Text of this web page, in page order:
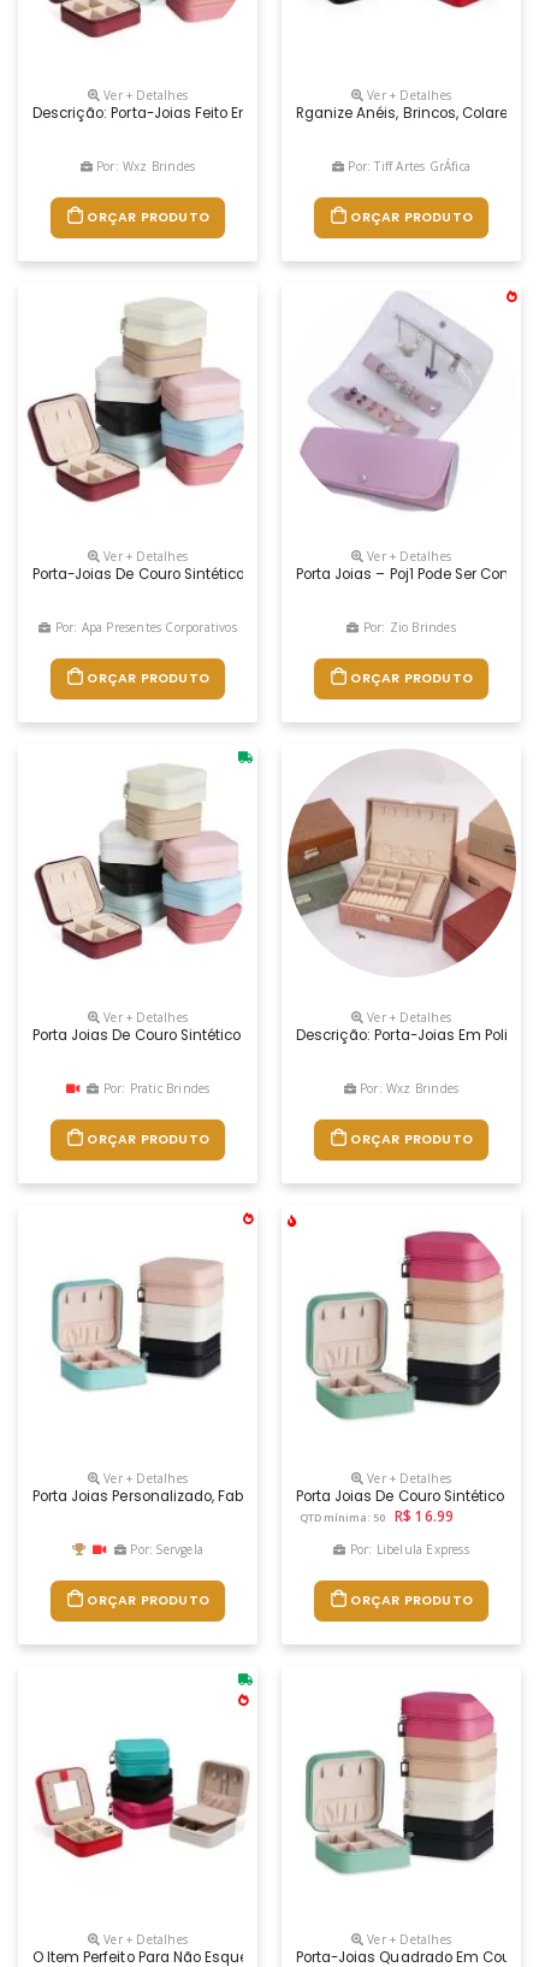
Ver + Detalhes
Descrição: Porta-Joias Feito Em Couro Sintético Com Revestimento
Por: Wxz Brindes
ORÇAR PRODUTO
Ver + Detalhes
Rganize Anéis, Brincos, Colares,
Por: Tiff Artes GrÁfica
ORÇAR PRODUTO
Ver + Detalhes
Porta-Joias De Couro Sintético Com Revestimento Aveludado. Possui
Por: Apa Presentes Corporativos
ORÇAR PRODUTO
Ver + Detalhes
Porta Joias – Poj1 Pode Ser
Por: Zio Brindes
ORÇAR PRODUTO
Ver + Detalhes
Porta Joias De Couro Sintético Com Revestimento Aveludado, Possui
Por: Pratic Brindes
ORÇAR PRODUTO
Ver + Detalhes
Descrição: Porta-Joias Em
Por: Wxz Brindes
ORÇAR PRODUTO
Ver + Detalhes
Porta Joias Personalizado, Fabricado Em Material Sintético O Brinde
Por: Servgela
ORÇAR PRODUTO
Ver + Detalhes
Porta Joias De Couro Sintético
QTD mínima: 50 R$ 16.99
Por: Libelula Express
ORÇAR PRODUTO
Ver + Detalhes
O Item Perfeito Para Não Esquecer Onde Estão Seus Acessórios Na
Ver + Detalhes
Porta-Joias Quadrado Em Couro